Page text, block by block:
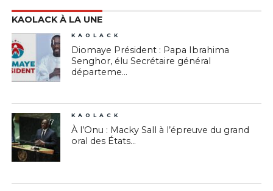
KAOLACK À LA UNE
11
KAOLACK
Diomaye Président : Papa Ibrahima
Senghor, élu Secrétaire général
départeme...
17
KAOLACK
À l’Onu : Macky Sall à l’épreuve du grand
oral des États...